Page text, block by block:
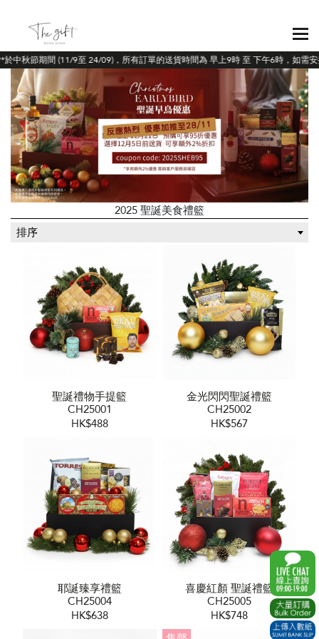
中秋節期間 (11/9至 24/09)，所有訂單的送貨時間為 早上9時 至 下午6時，如需安
2025 聖誕美食禮籃
排序
聖誕禮物手提籃
CH25001
HK$488
金光閃閃聖誕禮籃
CH25002
HK$567
耶誕臻享禮籃
CH25004
HK$638
喜慶紅顏 聖誕禮籃
CH25005
HK$748